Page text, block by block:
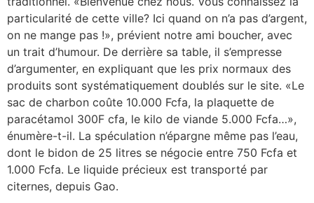
particularité de cette ville? Ici quand on n’a pas d’argent,
on ne mange pas !», prévient notre ami boucher, avec
un trait d’humour. De derrière sa table, il s’empresse
d’argumenter, en expliquant que les prix normaux des
produits sont systématiquement doublés sur le site. «Le
sac de charbon coûte 10.000 Fcfa, la plaquette de
paracétamol 300F cfa, le kilo de viande 5.000 Fcfa…»,
énumère-t-il. La spéculation n’épargne même pas l’eau,
dont le bidon de 25 litres se négocie entre 750 Fcfa et
1.000 Fcfa. Le liquide précieux est transporté par
citernes, depuis Gao.